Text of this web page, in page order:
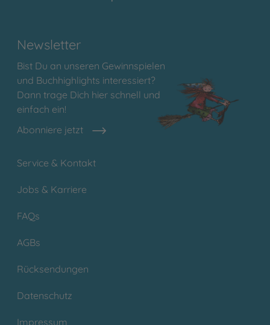
Newsletter
Bist Du an unseren Gewinnspielen
und Buchhighlights interessiert?
Dann trage Dich hier schnell und
einfach ein!
Abonniere jetzt
Service & Kontakt
Jobs & Karriere
FAQs
AGBs
Rücksendungen
Datenschutz
Impressum